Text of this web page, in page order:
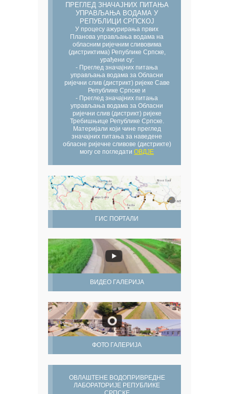
ПРЕГЛЕД ЗНАЧАЈНИХ ПИТАЊА
УПРАВЉАЊА ВОДАМА У
РЕПУБЛИЦИ СРПСКОЈ
У процесу ажурирања првих
Планова управљања водама на
обласним ријечним сливовима
(дистриктима) Републике Српске,
урађени су:
- Преглед значајних питања
управљања водама за Обласни
ријечни слив (дистрикт) ријеке Саве
Републике Српске и
- Преглед значајних питања
управљања водама за Обласни
ријечни слив (дистрикт) ријеке
Требишњице Републике Српске.
Материјали који чине преглед
значајних питања за наведене
обласне ријечне сливове (дистрикте)
могу се погледати ОВДЈЕ
ГИС ПОРТАЛИ
ВИДЕО ГАЛЕРИЈА
ФОТО ГАЛЕРИЈА
ОВЛАШТЕНЕ ВОДОПРИВРЕДНЕ
ЛАБОРАТОРИЈЕ РЕПУБЛИКЕ